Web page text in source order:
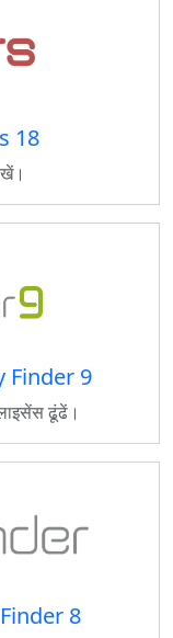
18
Finder 9
ढूंढें।
8